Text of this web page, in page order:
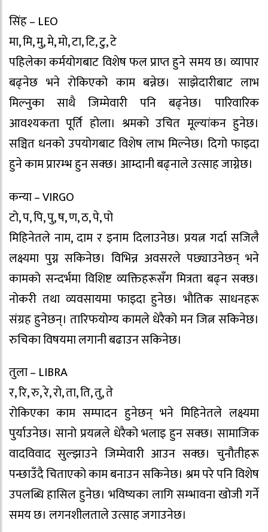
सिंह – LEO
मा, मि, मु, मे, मो, टा, टि, टु, टे
पहिलेका कर्मयोगबाट विशेष फल प्राप्त हुने समय छ। व्यापार
बढ्नेछ भने रोकिएको काम बन्नेछ। साझेदारीबाट लाभ
मिल्नुका साथै जिम्मेवारी पनि बढ्नेछ। पारिवारिक
आवश्यकता पूर्ति होला। श्रमको उचित मूल्यांकन हुनेछ।
सञ्चित धनको उपयोगबाट विशेष लाभ मिल्नेछ। दिगो फाइदा
हुने काम प्रारम्भ हुन सक्छ। आम्दानी बढ्नाले उत्साह जाग्नेछ।
कन्या – VIRGO
टो, प, पि, पु, ष, ण, ठ, पे, पो
मिहिनेतले नाम, दाम र इनाम दिलाउनेछ। प्रयत्न गर्दा सजिलै
लक्ष्यमा पुग्न सकिनेछ। विभिन्न अवसरले पछ्याउनेछन् भने
कामको सन्दर्भमा विशिष्ट व्यक्तिहरूसँग मित्रता बढ्न सक्छ।
नोकरी तथा व्यवसायमा फाइदा हुनेछ। भौतिक साधनहरू
संग्रह हुनेछन्। तारिफयोग्य कामले धेरैको मन जित्न सकिनेछ।
रुचिका विषयमा लगानी बढाउन सकिनेछ।
तुला – LIBRA
र, रि, रु, रे, रो, ता, ति, तु, ते
रोकिएका काम सम्पादन हुनेछन् भने मिहिनेतले लक्ष्यमा
पुर्याउनेछ। सानो प्रयत्नले धेरैको भलाइ हुन सक्छ। सामाजिक
वादविवाद सुल्झाउने जिम्मेवारी आउन सक्छ। चुनौतीहरू
पन्छाउँदै चिताएको काम बनाउन सकिनेछ। श्रम परे पनि विशेष
उपलब्धि हासिल हुनेछ। भविष्यका लागि सम्भावना खोजी गर्ने
समय छ। लगनशीलताले उत्साह जगाउनेछ।